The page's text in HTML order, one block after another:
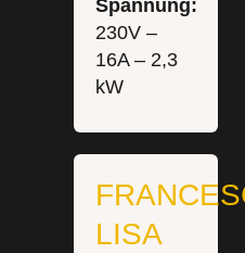
Spannung:
230V –
16A – 2,3
kW
LISA